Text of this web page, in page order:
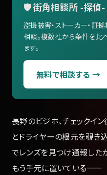
🛡️ 街角相談所 -探偵-
盗撮被害・ストーカー・証
相談。複数社から条件を比
ます。
無料で相談する →
長野のビジホ、チェックイ
とドライヤーの根元を覗き
でレンズを見つけ通報した
もう手元に置いている——